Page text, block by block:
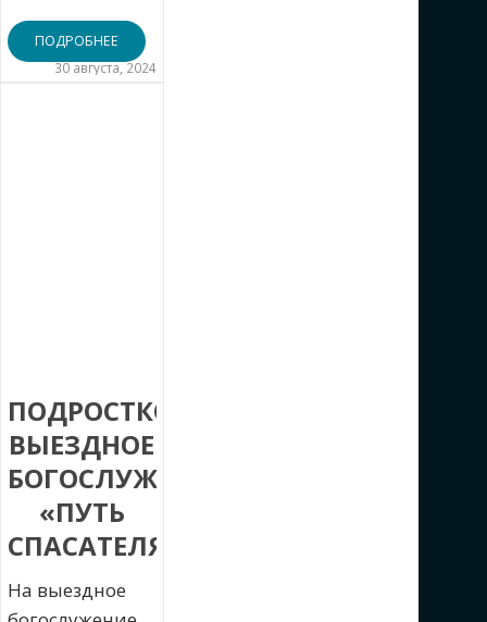
ПОДРОБНЕЕ
30 августа, 2024
ПОДРОСТКОВОЕ
ВЫЕЗДНОЕ
БОГОСЛУЖЕНИЕ
«ПУТЬ
СПАСАТЕЛЯ»
На выездное